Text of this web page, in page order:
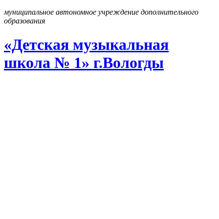
муниципальное автономное учреждение дополнительного
образования
«Детская музыкальная
школа № 1» г.Вологды